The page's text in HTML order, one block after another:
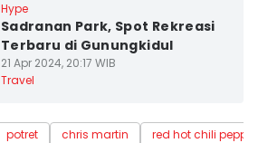
Hype
Sadranan Park, Spot Rekreasi
Terbaru di Gunungkidul
21 Apr 2024, 20:17 WIB
Travel
potret chris martin
red hot chili